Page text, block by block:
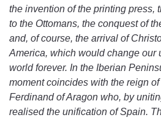
the invention of the printing press,
to the Ottomans, the conquest of
and, of course, the arrival of
America, which would change our
world forever. In the Iberian
moment coincides with the reign
Ferdinand of Aragon who, by
realised the unification of Spain.